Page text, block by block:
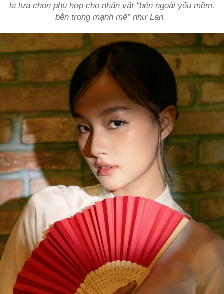
là lựa chọn phù hợp cho nhân vật “bên ngoài yếu mềm,
bên trong mạnh mẽ” như Lan.